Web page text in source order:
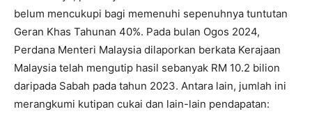
belum mencukupi bagi memenuhi sepenuhnya tuntutan
Geran Khas Tahunan 40%. Pada bulan Ogos 2024,
Perdana Menteri Malaysia dilaporkan berkata Kerajaan
Malaysia telah mengutip hasil sebanyak RM 10.2 bilion
daripada Sabah pada tahun 2023. Antara lain, jumlah ini
merangkumi kutipan cukai dan lain-lain pendapatan: